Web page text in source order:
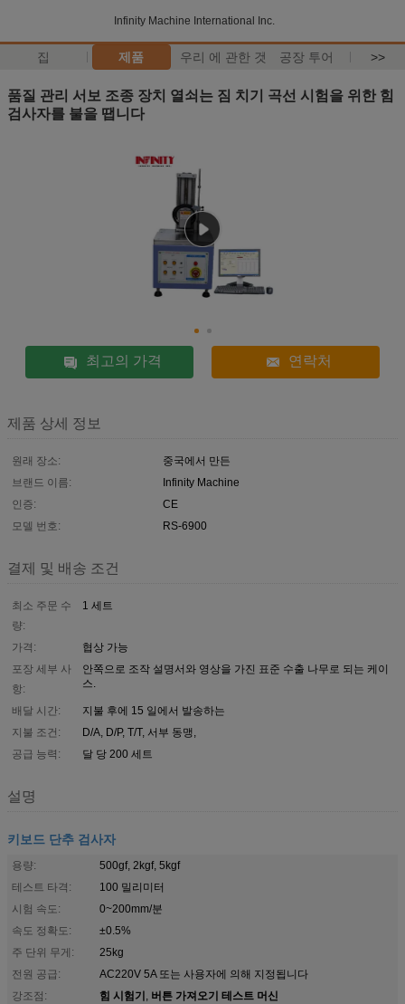
Infinity Machine International Inc.
집 제품 우리 에 관한 것 공장 투어 >>
품질 관리 서보 조종 장치 열쇠는 짐 치기 곡선 시험을 위한 힘
검사자를 불을 땝니다
최고의 가격 연락처
제품 상세 정보
원래 장소:
중국에서 만든
브랜드 이름:
Infinity Machine
인증:
CE
모델 번호:
RS-6900
결제 및 배송 조건
최소 주문 수
량:
1 세트
가격:
협상 가능
포장 세부 사
항:
안쪽으로 조작 설명서와 영상을 가진 표준 수출 나무로 되는 케이
스.
배달 시간:
지불 후에 15 일에서 발송하는
지불 조건:
D/A, D/P, T/T, 서부 동맹,
공급 능력:
달 당 200 세트
설명
키보드 단추 검사자
용량:
500gf, 2kgf, 5kgf
테스트 타격:
100 밀리미터
시험 속도:
0~200mm/분
속도 정확도:
±0.5%
주 단위 무게:
25kg
전원 공급:
AC220V 5A 또는 사용자에 의해 지정됩니다
강조점:
힘 시험기, 버튼 가져오기 테스트 머신